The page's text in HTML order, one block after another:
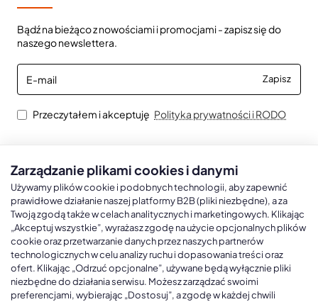
Bądź na bieżąco z nowościami i promocjami - zapisz się do
naszego newslettera.
E-
mail
Zapisz
Przeczytałem i akceptuję Polityka prywatności i RODO
Kalendarze książkowe A5
Kalendarze książkowe A4
Kalendarze książkowe B5
Kalendarze książkowe A6 i B6
Kalendarze Ścienne
Kalendarze trójdzielne
Kalendarze jednodzielne
Kalendarze czterodzielne
Kalendarze Wieloplanszowe
Zarządzanie plikami cookies i danymi
Używamy plików cookie i podobnych technologii, aby zapewnić
prawidłowe działanie naszej platformy B2B (pliki niezbędne), a za
Twoją zgodą także w celach analitycznych i marketingowych. Klikając
„Akceptuj wszystkie”, wyrażasz zgodę na użycie opcjonalnych plików
cookie oraz przetwarzanie danych przez naszych partnerów
technologicznych w celu analizy ruchu i dopasowania treści oraz
ofert. Klikając „Odrzuć opcjonalne”, używane będą wyłącznie pliki
niezbędne do działania serwisu. Możesz zarządzać swoimi
preferencjami, wybierając „Dostosuj”, a zgodę w każdej chwili